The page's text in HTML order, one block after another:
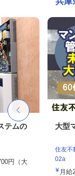
テムの
円（大
大型
住友不
02a
月